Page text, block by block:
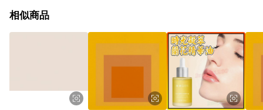
台灣樂天市場，並在同一瀏覽器於24小時內結帳，才享有 LINE
市場 45 天內完成訂單出貨及結帳，則不符合贈點資格。 (4) 如
使用APP、或中途瀏覽比價網、回饋網、Google等其他網頁、或
由網頁版(電腦版/手機版網頁)切換為App都將會造成追蹤中斷而
平台，商品資料更新會有時間差，如顯示之商品規格、顏色、價
位、贈品與台灣樂天市場銷售網頁不符，以銷售網頁標示為準。
(6) 導購訂單已逾 365 天，根據台灣樂天回饋規定，逾期訂單將
相似商品